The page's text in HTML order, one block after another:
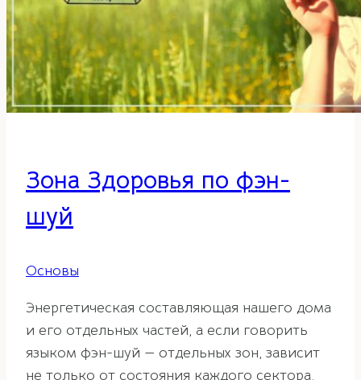
Зона Здоровья по фэн-
шуй
Основы
Энергетическая составляющая нашего дома
и его отдельных частей, а если говорить
языком фэн-шуй — отдельных зон, зависит
не только от состояния каждого сектора.